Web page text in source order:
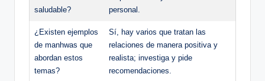
saludable?
personal.
¿Existen ejemplos
de manhwas que⁢
abordan estos
temas?
Sí, hay varios⁣ que tratan las
relaciones de manera positiva y
realista; ‍investiga y‍ pide
recomendaciones.